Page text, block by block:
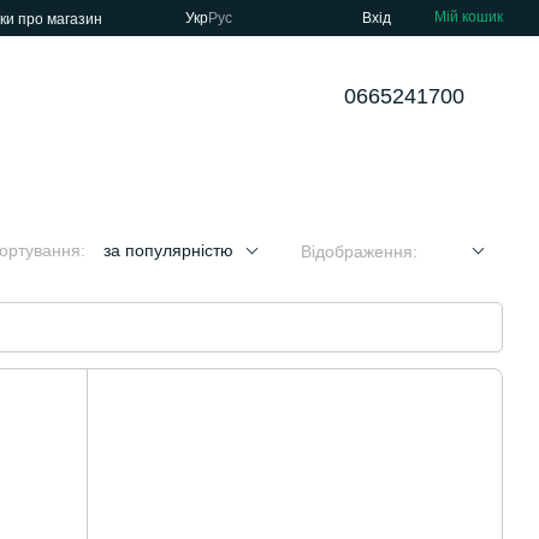
про магазин УкрРус Вхід Мій кошик
0665241700
за популярністю Відображення: